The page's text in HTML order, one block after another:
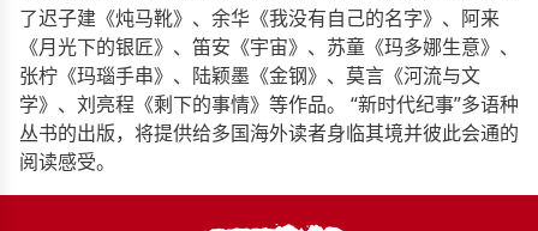
了迟子建《炖马靴》、余华《我没有自己的名字》、阿来
《月光下的银匠》、笛安《宇宙》、苏童《玛多娜生意》、
张柠《玛瑙手串》、陆颖墨《金钢》、莫言《河流与文
学》、刘亮程《剩下的事情》等作品。 “新时代纪事”多语种
丛书的出版，将提供给多国海外读者身临其境并彼此会通的
阅读感受。